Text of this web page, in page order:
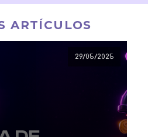
ARTÍCULOS
29/05/2025